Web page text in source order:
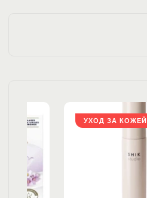
з
а
п
УХОД ЗА КОЖЕЙ